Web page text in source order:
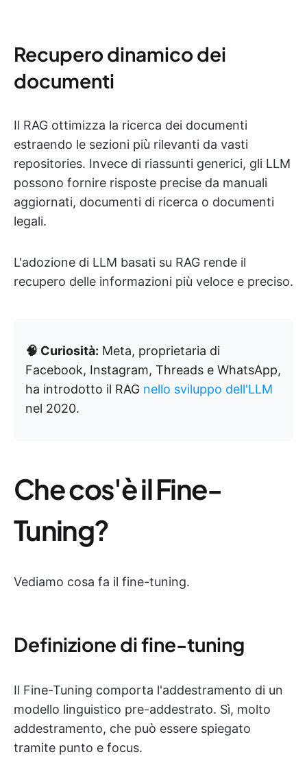
Recupero dinamico dei
documenti
Il RAG ottimizza la ricerca dei documenti
estraendo le sezioni più rilevanti da vasti
repositories. Invece di riassunti generici, gli LLM
possono fornire risposte precise da manuali
aggiornati, documenti di ricerca o documenti
legali.
L'adozione di LLM basati su RAG rende il
recupero delle informazioni più veloce e preciso.
🧠 Curiosità: Meta, proprietaria di
Facebook, Instagram, Threads e WhatsApp,
ha introdotto il RAG nello sviluppo dell'LLM
nel 2020.
Che cos'è il Fine-
Tuning?
Vediamo cosa fa il fine-tuning.
Definizione di fine-tuning
Il Fine-Tuning comporta l'addestramento di un
modello linguistico pre-addestrato. Sì, molto
addestramento, che può essere spiegato
tramite punto e focus.